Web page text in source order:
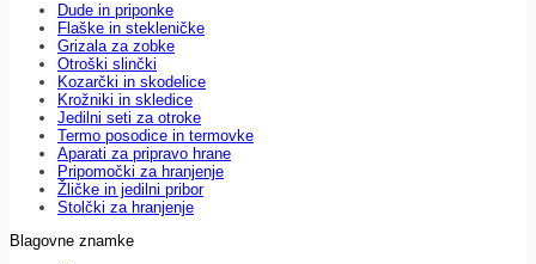
Dude in priponke
Flaške in stekleničke
Grizala za zobke
Otroški slinčki
Kozarčki in skodelice
Krožniki in skledice
Jedilni seti za otroke
Termo posodice in termovke
Aparati za pripravo hrane
Pripomočki za hranjenje
Žličke in jedilni pribor
Stolčki za hranjenje
Blagovne znamke